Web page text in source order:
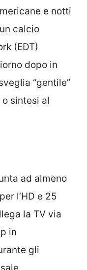
e notti
calcio
(EDT)
dopo in
“gentile”
sintesi al
ad almeno
l’HD e 25
la TV via
in
gli